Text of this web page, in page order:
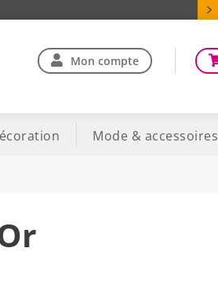
Mon compte
Mode & accessoires